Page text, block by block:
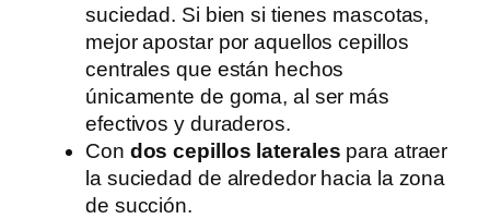
suciedad. Si bien si tienes mascotas,
mejor apostar por aquellos cepillos
centrales que están hechos
únicamente de goma, al ser más
efectivos y duraderos.
Con dos cepillos laterales para atraer
la suciedad de alrededor hacia la zona
de succión.